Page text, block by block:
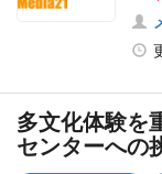
多文化体験を
センターへの